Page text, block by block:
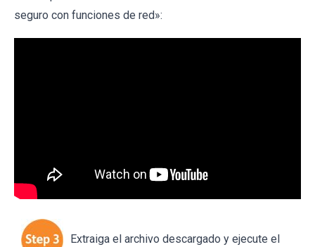
seguro con funciones de red»:
Extraiga el archivo descargado y ejecute el